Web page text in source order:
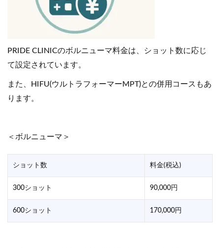
PRIDE CLINICのボルニューマ料金は、ショット数に応じ
て設定されています。
また、HIFU(ウルトラフォーマーMPT)との併用コースもあ
ります。
＜ボルニューマ＞
ショット数 料金(税込)
300ショット 90,000円
600ショット 170,000円